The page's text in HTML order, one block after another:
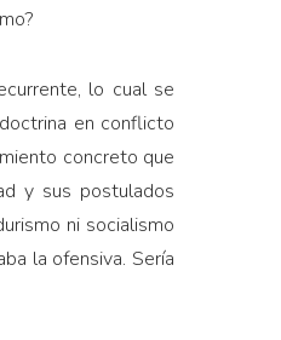
lo cual se
en conflicto
concreto que
y sus postulados
ni socialismo
la ofensiva. Sería